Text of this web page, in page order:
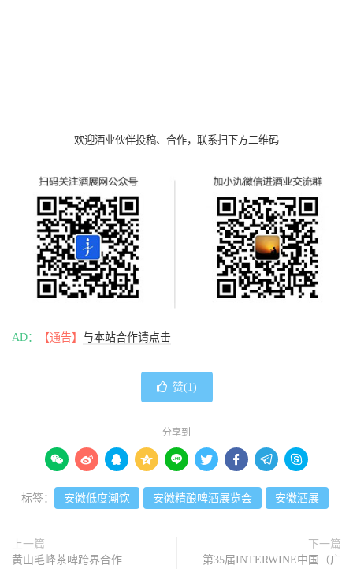
欢迎酒业伙伴投稿、合作，联系扫下方二维码
AD： 【通告】 与本站合作请点击
赞(1)
分享到
        
标签： 安徽低度潮饮 安徽精酿啤酒展览会 安徽酒展
上一篇
黄山毛峰茶啤跨界合作
下一篇
第35届INTERWINE中国（广